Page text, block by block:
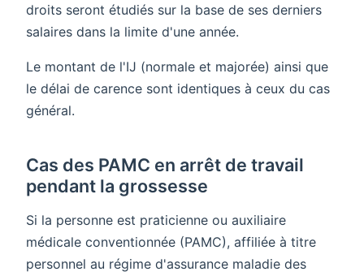
droits seront étudiés sur la base de ses derniers
salaires dans la limite d'une année.
Le montant de l'IJ (normale et majorée) ainsi que
le délai de carence sont identiques à ceux du cas
général.
Cas des PAMC en arrêt de travail
pendant la grossesse
Si la personne est praticienne ou auxiliaire
médicale conventionnée (PAMC), affiliée à titre
personnel au régime d'assurance maladie des